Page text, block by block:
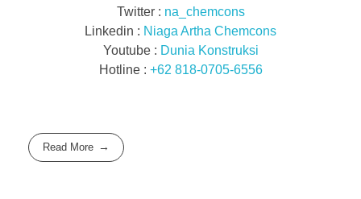
Twitter : na_chemcons
Linkedin : Niaga Artha Chemcons
Youtube : Dunia Konstruksi
Hotline : +62 818-0705-6556
Read More